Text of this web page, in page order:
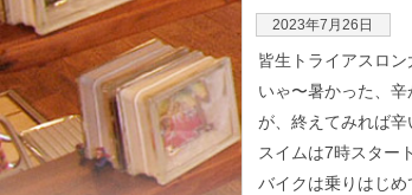
2023年7月26日
皆生トライアスロン
いゃ〜暑かった、辛
が、終えてみれば
スイムは7時スター
バイクは乗りはじめ